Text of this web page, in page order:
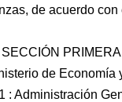
de acuerdo
PRIMERA
de Economía
: Administración